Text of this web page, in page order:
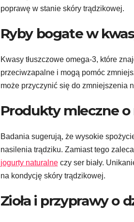
poprawę w stanie skóry trądzikowej.
Ryby bogate w
Kwasy tłuszczowe omega-3, które
przeciwzapalne i mogą pomóc
może przyczynić się do zmniejszenia
Produkty mleczne o
Badania sugerują, że wysokie
nasilenia trądziku. Zamiast tego
jogurty naturalneczy ser biały.
na kondycję skóry trądzikowej.
Zioła i przyprawy o